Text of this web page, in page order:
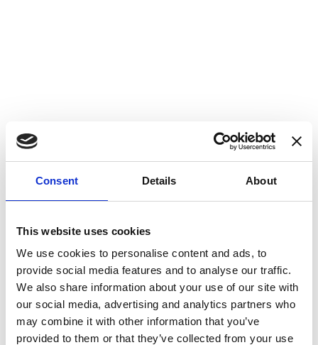
Consent Details About
This website uses cookies
We use cookies to personalise content and ads, to
provide social media features and to analyse our traffic.
We also share information about your use of our site with
our social media, advertising and analytics partners who
may combine it with other information that you’ve
provided to them or that they’ve collected from your use
FRIGORIFERO COMBINATO RETRO NO FROST
CNF 530 T VR 3